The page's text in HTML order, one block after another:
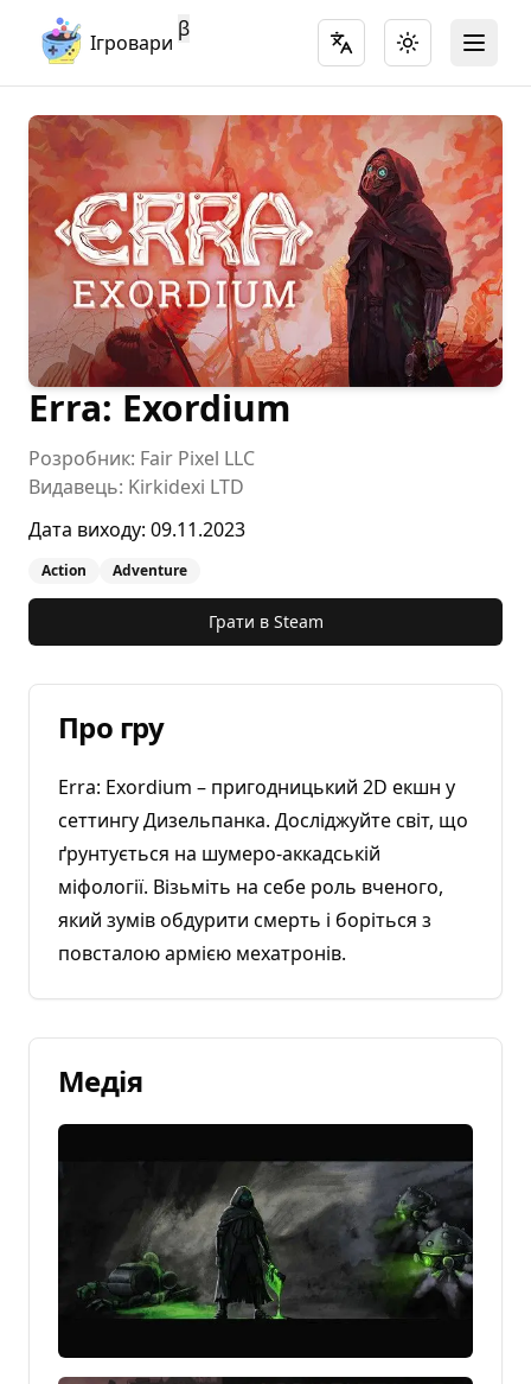
Ігровари
β
Toggle language
Toggle theme
Open
Erra: Exordium
Розробник: Fair Pixel LLC
Видавець: Kirkidexi LTD
Дата виходу: 09.11.2023
Action Adventure
Грати в Steam
Про гру
Erra: Exordium – пригодницький 2D екшн у
сеттингу Дизельпанка. Досліджуйте світ, що
ґрунтується на шумеро-аккадській
міфології. Візьміть на себе роль вченого,
який зумів обдурити смерть і боріться з
повсталою армією мехатронів.
Медія